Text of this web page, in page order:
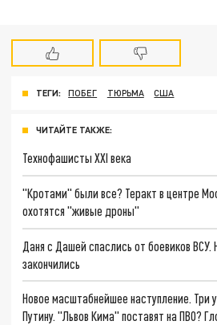
ТЕГИ: ПОБЕГ ТЮРЬМА США
ЧИТАЙТЕ ТАКЖЕ:
Технофашисты XXI века
"Кротами" были все? Теракт в центре
охотятся "живые дроны"
Даня с Дашей спаслись от боевиков
закончились
Новое масштабнейшее наступление. Три
Путину. "Львов Кима" поставят на ПВО?